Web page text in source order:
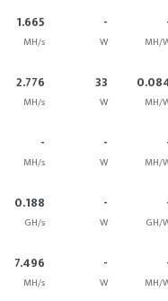
1.665
MH/s
-
W MH/
2.776
MH/s
33
W MH/
-
MH/s
-
W MH/
0.188
GH/s
-
W GH/
7.496
MH/s
-
W MH/